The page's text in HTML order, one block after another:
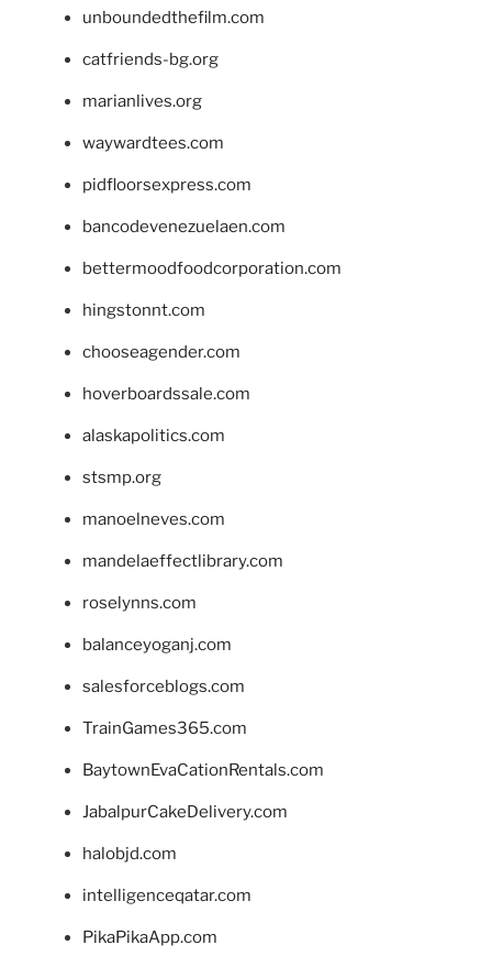
unboundedthefilm.com
catfriends-bg.org
marianlives.org
waywardtees.com
pidfloorsexpress.com
bancodevenezuelaen.com
bettermoodfoodcorporation.com
hingstonnt.com
chooseagender.com
hoverboardssale.com
alaskapolitics.com
stsmp.org
manoelneves.com
mandelaeffectlibrary.com
roselynns.com
balanceyoganj.com
salesforceblogs.com
TrainGames365.com
BaytownEvaCationRentals.com
JabalpurCakeDelivery.com
halobjd.com
intelligenceqatar.com
PikaPikaApp.com